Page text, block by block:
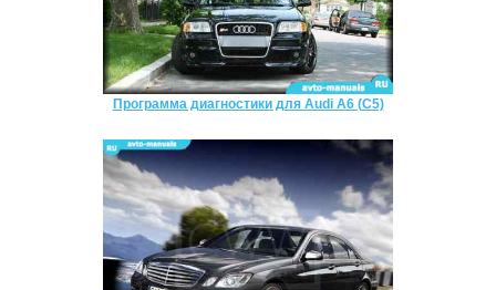
Программа диагностики для Audi A6 (C5)